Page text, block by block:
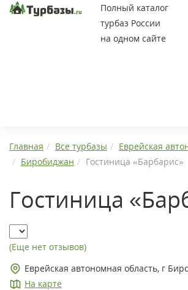
Полный каталог
турбаз России
на одном сайте
Главная Все турбазы
Еврейская
Биробиджан
Гостиница «Барбарис»
Гостиница
(Еще нет отзывов)
Еврейская автономная область, г
На карте